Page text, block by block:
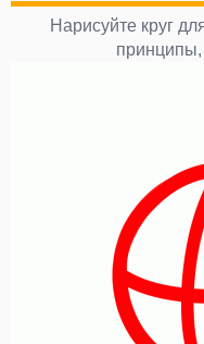
Нарисуйте круг